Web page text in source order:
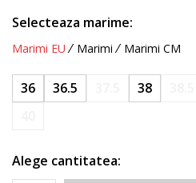
Selecteaza marime:
Marimi EU Marimi Marimi CM
36 36.5 38
Alege cantitatea: